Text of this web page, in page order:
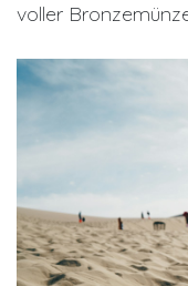
voller